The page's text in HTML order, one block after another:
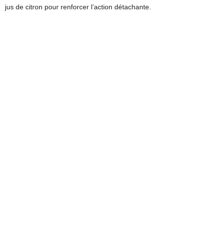
jus de citron pour renforcer l’action détachante.